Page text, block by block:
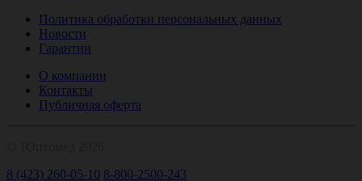
Политика обработки персональных данных
Новости
Гарантии
О компании
Контакты
Публичная оферта
8 (423) 260-05-10 8-800-2500-243